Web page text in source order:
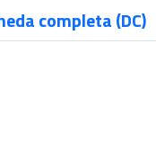
completa (DC)